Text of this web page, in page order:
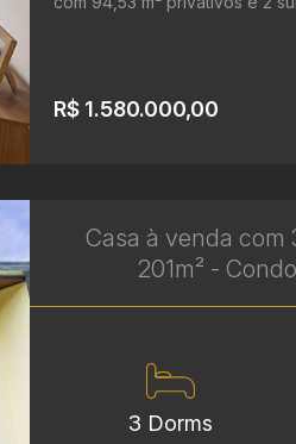
R$ 1.580.000,00
Casa à venda com
201m² -
3 Dorms